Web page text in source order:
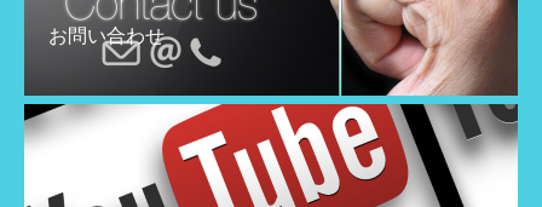
お問い合わせ